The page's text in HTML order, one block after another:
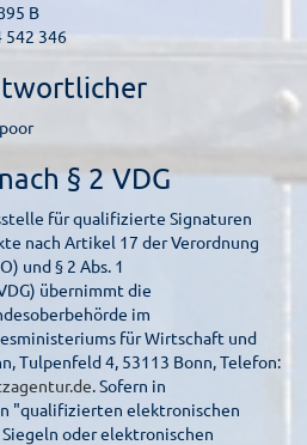
B
542 346
§ 2 VDG
für qualifizierte Signaturen
nach Artikel 17 der Verordnung
und § 2 Abs. 1
übernimmt die
im
für Wirtschaft und
Tulpenfeld 4, 53113 Bonn, Telefon:
. Sofern in
"qualifizierten elektronischen
oder elektronischen